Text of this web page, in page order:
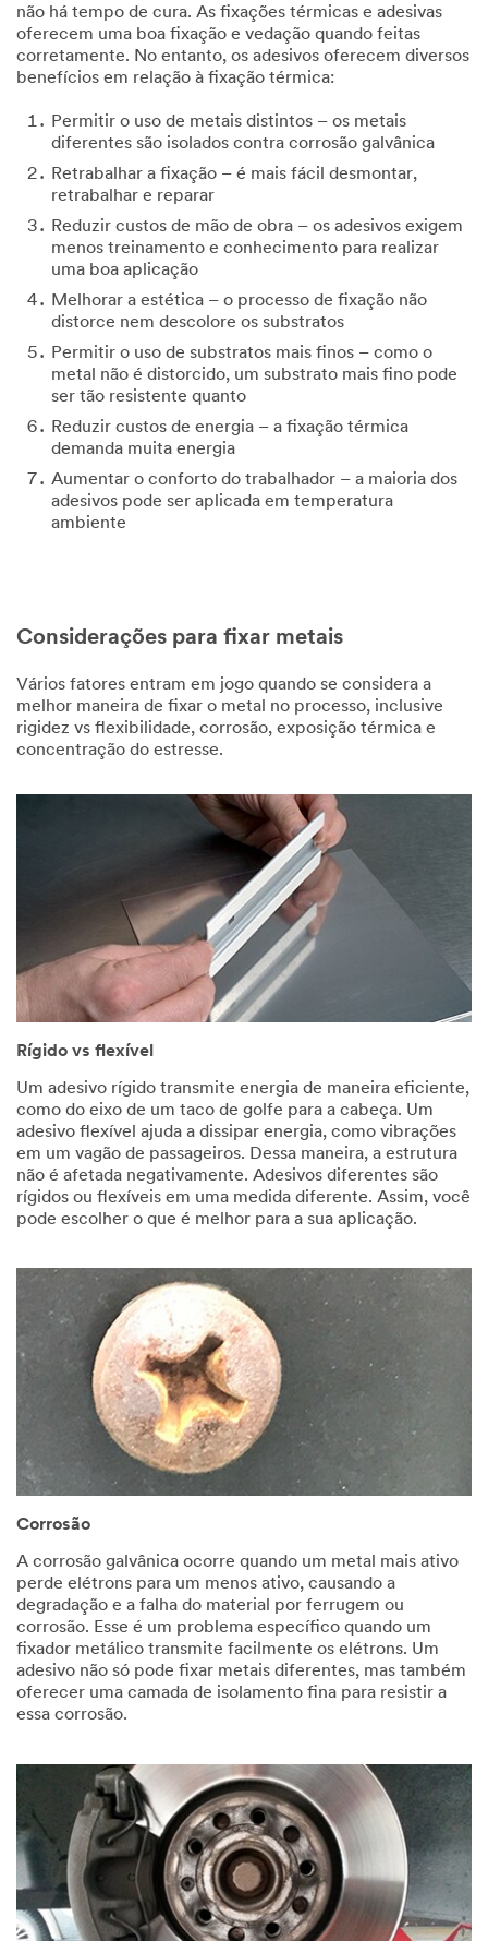
fields
required
unless
optional
Business
Address
First Name
Last Name
Number
Country/Re
Industries
Select One
O
t
h
e
r
I
n
u
r
i
Applic
Purpose
Select One
Comp
any
My
Role
Select One
O
e
r
o
e
ne
Project
Status
Select One
Manuf
acturin
g Status
st a
Sample
Select One
Applic
não há tempo de cura. As fixações térmicas e adesivas
oferecem uma boa fixação e vedação quando feitas
corretamente. No entanto, os adesivos oferecem diversos
benefícios em relação à fixação térmica:
Permitir o uso de metais distintos – os metais
diferentes são isolados contra corrosão galvânica
Retrabalhar a fixação – é mais fácil desmontar,
retrabalhar e reparar
Reduzir custos de mão de obra – os adesivos exigem
menos treinamento e conhecimento para realizar
uma boa aplicação
Melhorar a estética – o processo de fixação não
distorce nem descolore os substratos
Permitir o uso de substratos mais finos – como o
metal não é distorcido, um substrato mais fino pode
ser tão resistente quanto
Reduzir custos de energia – a fixação térmica
demanda muita energia
Aumentar o conforto do trabalhador – a maioria dos
adesivos pode ser aplicada em temperatura
ambiente
Considerações para fixar metais
Vários fatores entram em jogo quando se considera a
melhor maneira de fixar o metal no processo, inclusive
rigidez vs flexibilidade, corrosão, exposição térmica e
concentração do estresse.
Rígido vs flexível
Um adesivo rígido transmite energia de maneira eficiente,
como do eixo de um taco de golfe para a cabeça. Um
adesivo flexível ajuda a dissipar energia, como vibrações
em um vagão de passageiros. Dessa maneira, a estrutura
não é afetada negativamente. Adesivos diferentes são
rígidos ou flexíveis em uma medida diferente. Assim, você
pode escolher o que é melhor para a sua aplicação.
Corrosão
A corrosão galvânica ocorre quando um metal mais ativo
perde elétrons para um menos ativo, causando a
degradação e a falha do material por ferrugem ou
corrosão. Esse é um problema específico quando um
fixador metálico transmite facilmente os elétrons. Um
adesivo não só pode fixar metais diferentes, mas também
oferecer uma camada de isolamento fina para resistir a
essa corrosão.